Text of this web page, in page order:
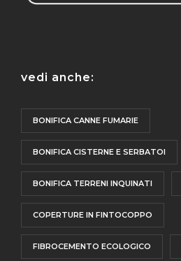
vedi anche:
BONIFICA CANNE FUMARIE
BONIFICA CISTERNE E SERBATOI
BONIFICA TERRENI INQUINATI
COPERTURE IN FINTOCOPPO
FIBROCEMENTO ECOLOGICO